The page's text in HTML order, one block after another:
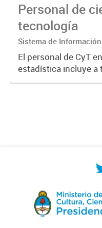
Personal de
tecnología
Sistema de
Tecnología Argentino
El personal de CyT
estadística incluye a
personas